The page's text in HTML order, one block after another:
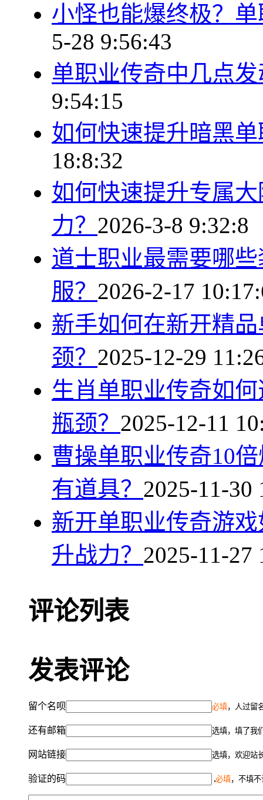
小怪也能爆终极？
5-28 9:56:43
单职业传奇中几点
9:54:15
如何快速提升暗黑
18:8:32
如何快速提升专属
力？ 2026-3-8 9:32:8
道士职业最需要哪
服？ 2026-2-17
新手如何在新开精
颈？ 2025-12-29
生肖单职业传奇如
瓶颈？ 2025-12-11
曹操单职业传奇10
有道具？ 2025-11-30
新开单职业传奇游
升战力？ 2025-11-27
评论列表
发表评论
留个名呗 必填，人过留
还有邮箱 选填，填了我
网站链接 选填，欢迎站
验证的码 必填，不填